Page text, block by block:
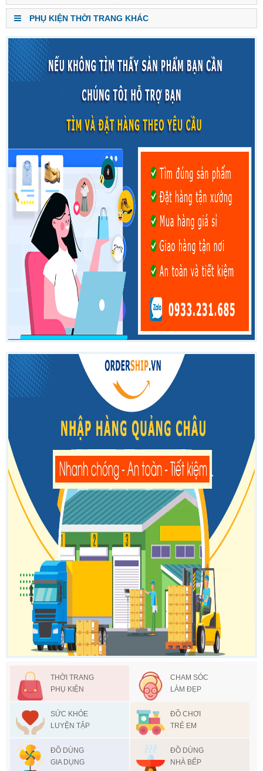
PHỤ KIỆN THỜI TRANG KHÁC
THỜI TRANG
PHỤ KIỆN
CHAM SÓC
LÀM ĐẸP
SỨC KHỎE
LUYỆN TẬP
ĐỒ CHƠI
TRẺ EM
ĐỒ DÙNG
GIA DỤNG
ĐỒ DÙNG
NHÀ BẾP